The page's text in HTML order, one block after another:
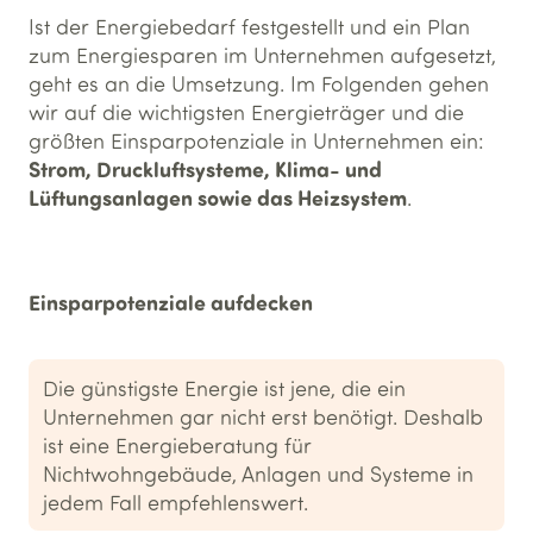
Ist der Energiebedarf festgestellt und ein Plan
zum Energiesparen im Unternehmen aufgesetzt,
geht es an die Umsetzung. Im Folgenden gehen
wir auf die wichtigsten Energieträger und die
größten Einsparpotenziale in Unternehmen ein:
Strom, Druckluftsysteme, Klima- und
Lüftungsanlagen sowie das Heizsystem.
Einsparpotenziale aufdecken
Die günstigste Energie ist jene, die ein
Unternehmen gar nicht erst benötigt. Deshalb
ist eine Energieberatung für
Nichtwohngebäude, Anlagen und Systeme in
jedem Fall empfehlenswert.